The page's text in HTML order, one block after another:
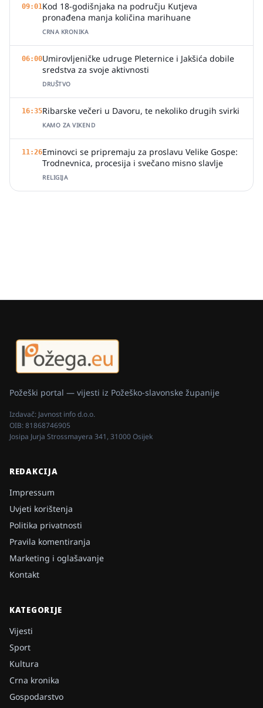
09:01Kod 18-godišnjaka na području Kutjeva
pronađena manja količina marihuane
CRNA KRONIKA
06:00Umirovljeničke udruge Pleternice i Jakšića dobile
sredstva za svoje aktivnosti
DRUŠTVO
16:35Ribarske večeri u Davoru, te nekoliko drugih svirki
KAMO ZA VIKEND
11:26Eminovci se pripremaju za proslavu Velike Gospe:
Trodnevnica, procesija i svečano misno slavlje
RELIGIJA
Požeški portal — vijesti iz Požeško-slavonske županije
Izdavač: Javnost info d.o.o.
OIB:81868746905
Josipa Jurja Strossmayera 341, 31000 Osijek
REDAKCIJA
Impressum
Uvjeti korištenja
Politika privatnosti
Pravila komentiranja
Marketing i oglašavanje
Kontakt
KATEGORIJE
Vijesti
Sport
Kultura
Crna kronika
Gospodarstvo